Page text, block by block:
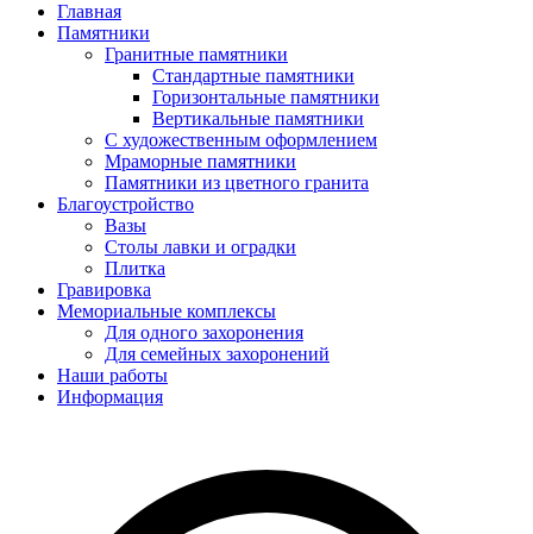
Главная
Памятники
Гранитные памятники
Стандартные памятники
Горизонтальные памятники
Вертикальные памятники
С художественным оформлением
Мраморные памятники
Памятники из цветного гранита
Благоустройство
Вазы
Столы лавки и оградки
Плитка
Гравировка
Мемориальные комплексы
Для одного захоронения
Для семейных захоронений
Наши работы
Информация